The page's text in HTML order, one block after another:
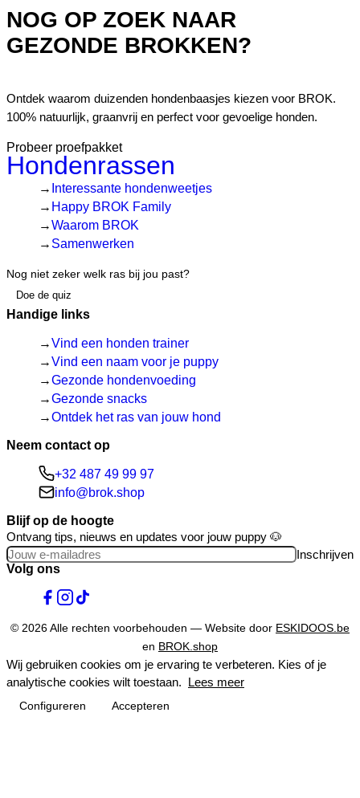
NOG OP ZOEK NAAR
GEZONDE BROKKEN?
Ontdek waarom duizenden hondenbaasjes kiezen voor BROK.
100% natuurlijk, graanvrij en perfect voor gevoelige honden.
Probeer proefpakket
Hondenrassen
Interessante hondenweetjes
Happy BROK Family
Waarom BROK
Samenwerken
Nog niet zeker welk ras bij jou past?
Doe de quiz
Handige links
Vind een honden trainer
Vind een naam voor je puppy
Gezonde hondenvoeding
Gezonde snacks
Ontdek het ras van jouw hond
Neem contact op
+32 487 49 99 97
info@brok.shop
Blijf op de hoogte
Ontvang tips, nieuws en updates voor jouw puppy 🐶
Inschrijven
Volg ons
© 2026 Alle rechten voorbehouden — Website door ESKIDOOS.be
en BROK.shop
Wij gebruiken cookies om je ervaring te verbeteren. Kies of je
analytische cookies wilt toestaan. Lees meer
Configureren Accepteren